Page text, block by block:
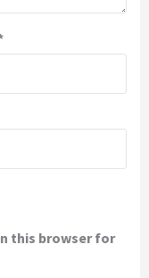
this browser for